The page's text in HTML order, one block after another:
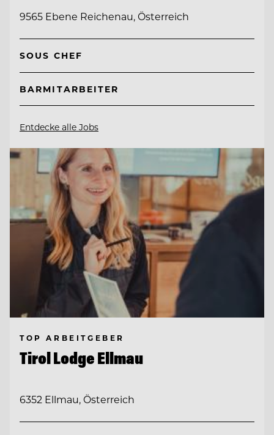
9565 Ebene Reichenau, Österreich
SOUS CHEF
BARMITARBEITER
Entdecke alle Jobs
TOP ARBEITGEBER
Tirol Lodge Ellmau
6352 Ellmau, Österreich